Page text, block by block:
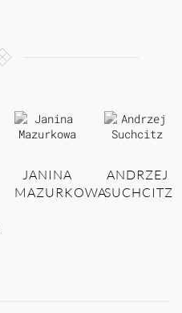
JANINA
MAZURKOWA
ANDRZEJ
SUCHCITZ